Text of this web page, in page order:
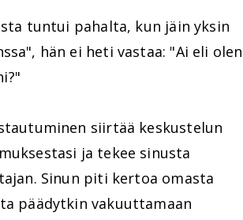
tuntui pahalta, kun jäin yksin
hän ei heti vastaa: "Ai eli olen
siirtää keskustelun
ja tekee sinusta
Sinun piti kertoa omasta
päädytkin vakuuttamaan